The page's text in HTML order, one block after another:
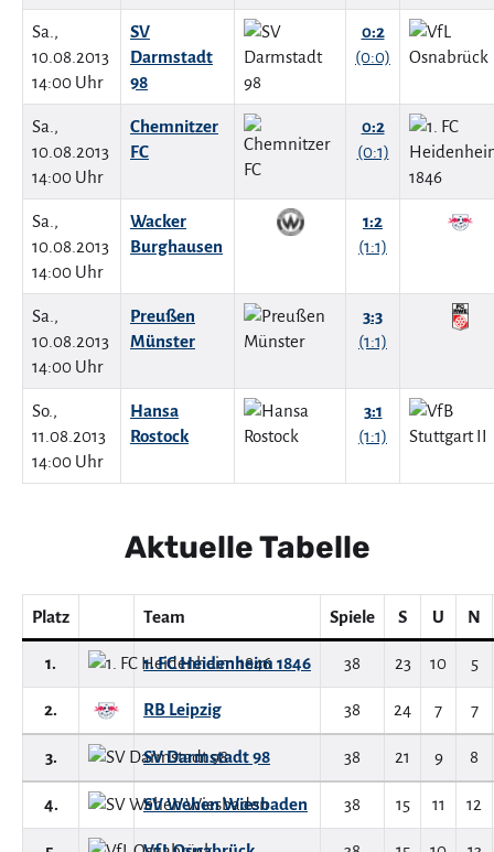
Sa.,
10.08.2013
14:00 Uhr
SV
Darmstadt
98
0:2
(0:0)
Sa.,
10.08.2013
14:00 Uhr
Chemnitzer
FC
0:2
(0:1)
Sa.,
10.08.2013
14:00 Uhr
Wacker
Burghausen
1:2
(1:1)
Sa.,
10.08.2013
14:00 Uhr
Preußen
Münster
3:3
(1:1)
So.,
11.08.2013
14:00 Uhr
Hansa
Rostock
3:1
(1:1)
Aktuelle Tabelle
Platz Team Spiele S U N
1. 1. FC Heidenheim 1846 38 23 10 5
2. RB Leipzig 38 24 7 7
3. SV Darmstadt 98 38 21 9 8
4. SV Wehen Wiesbaden 38 15 11 12